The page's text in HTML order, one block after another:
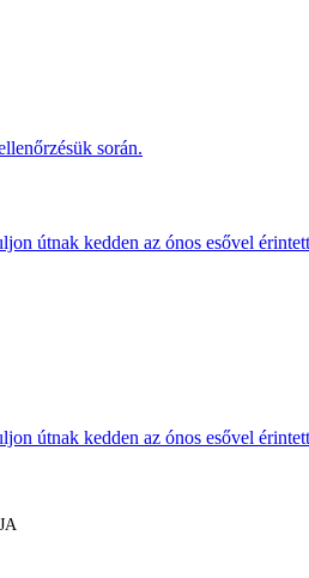
során.
útnak kedden az ónos esővel
útnak kedden az ónos esővel